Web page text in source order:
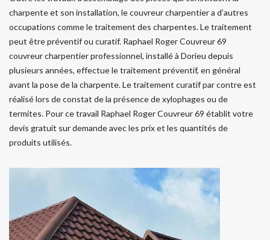
charpente et son installation, le couvreur charpentier a d’autres
occupations comme le traitement des charpentes. Le traitement
peut être préventif ou curatif. Raphael Roger Couvreur 69
couvreur charpentier professionnel, installé à Dorieu depuis
plusieurs années, effectue le traitement préventif, en général
avant la pose de la charpente. Le traitement curatif par contre est
réalisé lors de constat de la présence de xylophages ou de
termites. Pour ce travail Raphael Roger Couvreur 69 établit votre
devis gratuit sur demande avec les prix et les quantités de
produits utilisés.